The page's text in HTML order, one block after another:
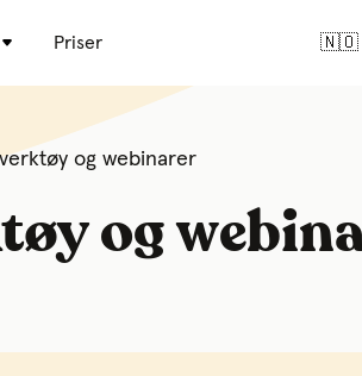
Priser 🇳🇴
og webinarer
og